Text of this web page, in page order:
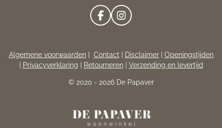
F
A
B
O
K
I
N
A
G
A
Algemene voorwaarden| Contact| Disclaimer| Openingstijden
Privacyverklaring Retourneren| Verzending en levertijd
© 2020 - 2026 De Papaver